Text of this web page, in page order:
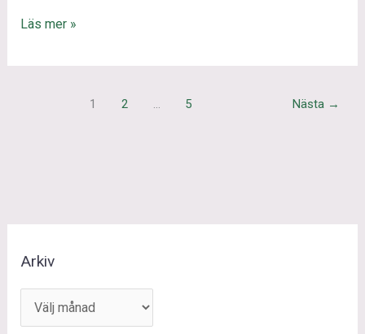
Läs mer »
1 2 … 5 Nästa →
Arkiv
r
k